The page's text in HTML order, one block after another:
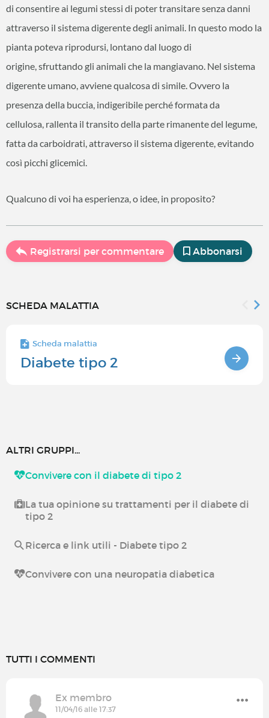
di consentire ai legumi stessi di poter transitare senza danni
attraverso il sistema digerente degli animali. In questo modo la
pianta poteva riprodursi, lontano dal luogo di
origine, sfruttando gli animali che la mangiavano. Nel sistema
digerente umano, avviene qualcosa di simile. Ovvero la
presenza della buccia, indigeribile perché formata da
cellulosa, rallenta il transito della parte rimanente del legume,
fatta da carboidrati, attraverso il sistema digerente, evitando
così picchi glicemici.
Qualcuno di voi ha esperienza, o idee, in proposito?
Registrarsi per commentare Abbonarsi
SCHEDA MALATTIA
Scheda malattia
Diabete tipo 2
ALTRI GRUPPI...
Convivere con il diabete di tipo 2
La tua opinione su trattamenti per il diabete di
tipo 2
Ricerca e link utili - Diabete tipo 2
Convivere con una neuropatia diabetica
TUTTI I COMMENTI
Ex membro
11/04/16 alle 17:37